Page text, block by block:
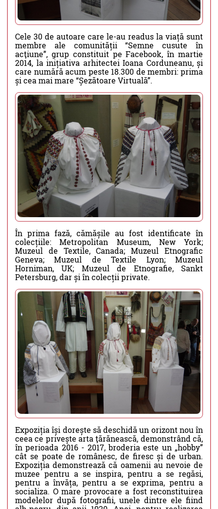
Cele 30 de autoare care le-au readus la viață sunt
membre ale comunității “Semne cusute în
acţiune”, grup constituit pe Facebook, în martie
2014, la inițiativa arhitectei Ioana Corduneanu, și
care numără acum peste 18.300 de membri: prima
și cea mai mare “Șezătoare Virtuală”.
În prima fază, cămășile au fost identificate în
colecțiile: Metropolitan Museum, New York;
Muzeul de Textile, Canada; Muzeul Etnografic
Geneva; Muzeul de Textile Lyon; Muzeul
Horniman, UK; Muzeul de Etnografie, Sankt
Petersburg, dar și în colecții private.
Expoziția își dorește să deschidă un orizont nou în
ceea ce privește arta ţărănească, demonstrând că,
în perioada 2016 - 2017, broderia este un „hobby”
cât se poate de românesc, de firesc și de urban.
Expoziția demonstrează că oamenii au nevoie de
muzee pentru a se inspira, pentru a se regăsi,
pentru a învăța, pentru a se exprima, pentru a
socializa. O mare provocare a fost reconstituirea
modelelor după fotografii, unele dintre ele fiind